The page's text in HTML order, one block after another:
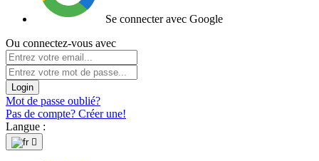
Se connecter avec Google
Ou connectez-vous avec
Login
Mot de passe oublié?
Pas de compte? Créer une!
Langue :
